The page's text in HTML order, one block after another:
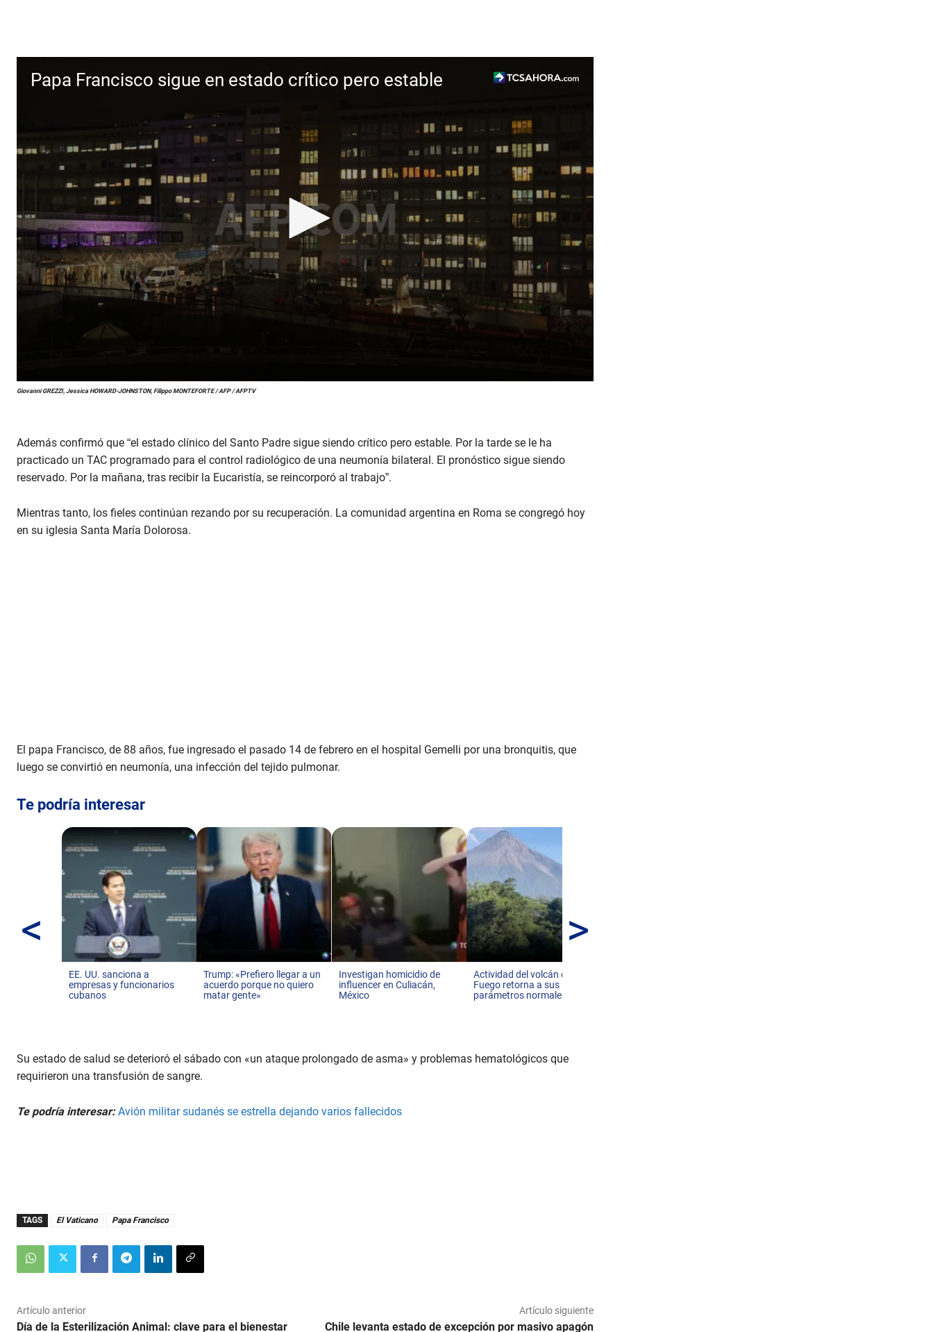
Papa Francisco sigue en estado crítico pero estable
0
s
n
s
o
6
s
e
Giovanni GREZZI, Jessica HOWARD-JOHNSTON, Filippo MONTEFORTE / AFP / AFPTV
Además confirmó que “el estado clínico del Santo Padre sigue siendo crítico pero estable. Por la tarde se le ha
practicado un TAC programado para el control radiológico de una neumonía bilateral. El pronóstico sigue siendo
reservado. Por la mañana, tras recibir la Eucaristía, se reincorporó al trabajo”.
Mientras tanto, los fieles continúan rezando por su recuperación. La comunidad argentina en Roma se congregó hoy
en su iglesia Santa María Dolorosa.
El papa Francisco, de 88 años, fue ingresado el pasado 14 de febrero en el hospital Gemelli por una bronquitis, que
luego se convirtió en neumonía, una infección del tejido pulmonar.
Te podría interesar
<
EE. UU. sanciona a
empresas y funcionarios
cubanos
Trump: «Prefiero llegar a un
acuerdo porque no quiero
matar gente»
Investigan homicidio de
influencer en Culiacán,
México
Actividad del volcán de
Fuego retorna a sus
parámetros normales
>
Su estado de salud se deterioró el sábado con «un ataque prolongado de asma» y problemas hematológicos que
requirieron una transfusión de sangre.
Te podría interesar: Avión militar sudanés se estrella dejando varios fallecidos
TAGS El Vaticano Papa Francisco
Artículo anterior
Día de la Esterilización Animal: clave para el bienestar
Artículo siguiente
Chile levanta estado de excepción por masivo apagón